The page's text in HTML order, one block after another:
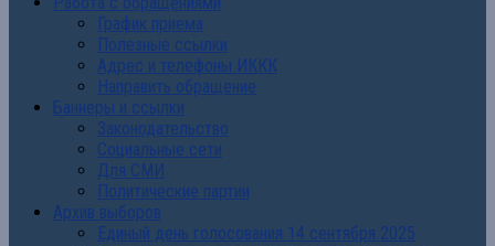
График приема
Полезные ссылки
Адрес и телефоны ИККК
Направить обращение
Баннеры и ссылки
Законодательство
Социальные сети
Для СМИ
Политические партии
Архив выборов
Единый день голосования 14 сентября 2025